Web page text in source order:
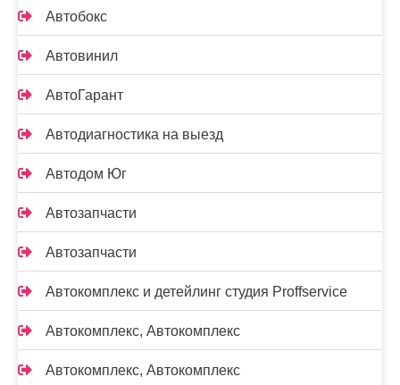
Автобокс
Автовинил
АвтоГарант
Автодиагностика на выезд
Автодом Юг
Автозапчасти
Автозапчасти
Автокомплекс и детейлинг студия Proffservice
Автокомплекс, Автокомплекс
Автокомплекс, Автокомплекс